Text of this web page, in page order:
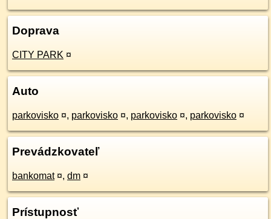
Doprava
CITY PARK ¤
Auto
parkovisko ¤, parkovisko ¤, parkovisko ¤, parkovisko ¤
Prevádzkovateľ
bankomat ¤, dm ¤
Prístupnosť